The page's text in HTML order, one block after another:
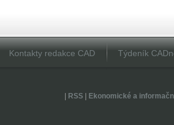
Kontakty redakce CAD Týdeník
RSS| Ekonomické a